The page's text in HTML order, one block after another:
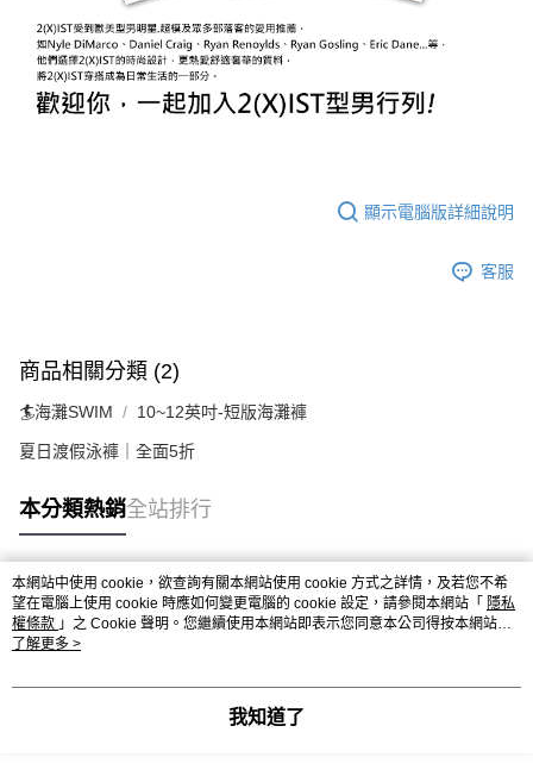
顯示電腦版詳細說明
客服
商品相關分類 (2)
🏄海灘SWIM 10~12英吋-短版海灘褲
夏日渡假泳褲｜全面5折
本分類熱銷全站排行
熱門標籤
本網站中使用 cookie，欲查詢有關本網站使用 cookie 方式之詳情，及若您不希
望在電腦上使用 cookie 時應如何變更電腦的 cookie 設定，請參閱本網站「 隱私
權條款 」之 Cookie 聲明。您繼續使用本網站即表示您同意本公司得按本網站使
用條款之 Cookie 聲明使用 cookie。
了解更多 >
我知道了